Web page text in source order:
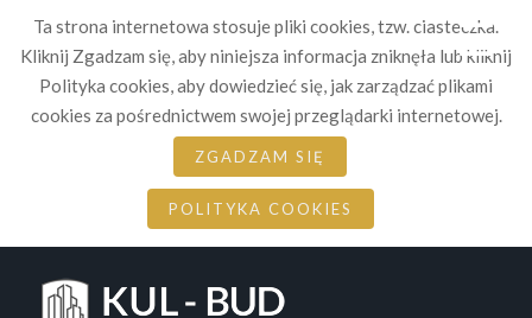
Ta strona internetowa stosuje pliki cookies, tzw. ciasteczka.
Kliknij Zgadzam się, aby niniejsza informacja zniknęła lub kliknij
Polityka cookies, aby dowiedzieć się, jak zarządzać plikami
cookies za pośrednictwem swojej przeglądarki internetowej.
ZGADZAM SIĘ
POLITYKA COOKIES
☰